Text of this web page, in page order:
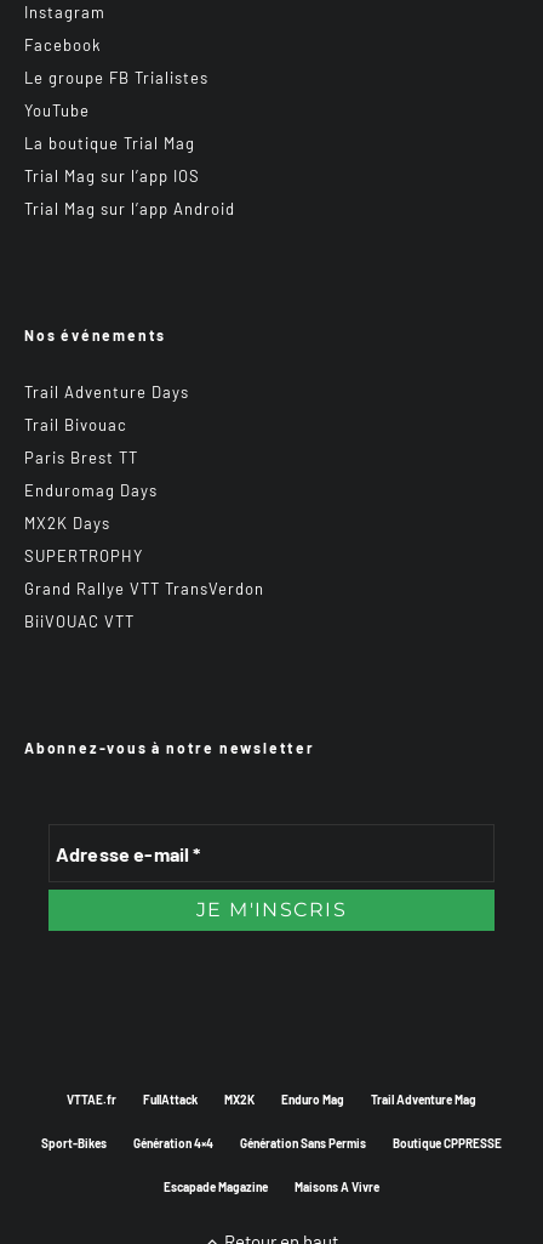
Instagram
Facebook
Le groupe FB Trialistes
YouTube
La boutique Trial Mag
Trial Mag sur l’app IOS
Trial Mag sur l’app Android
Nos événements
Trail Adventure Days
Trail Bivouac
Paris Brest TT
Enduromag Days
MX2K Days
SUPERTROPHY
Grand Rallye VTT TransVerdon
BiiVOUAC VTT
Abonnez-vous à notre newsletter
VTTAE.fr FullAttack MX2K Enduro Mag Trail Adventure Mag
Sport-Bikes Génération 4×4 Génération Sans Permis Boutique CPPRESSE
Escapade Magazine Maisons A Vivre